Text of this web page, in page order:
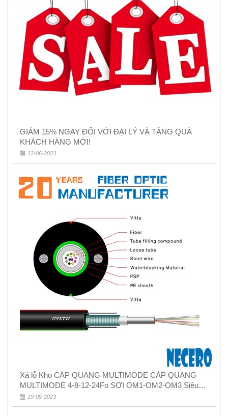
GIẢM 15% NGAY ĐỐI VỚI ĐẠI LÝ VÀ TẶNG QUÀ
KHÁCH HÀNG MỚI!
12-06-2023
Xả lỗ Kho CÁP QUANG MULTIMODE CÁP QUANG
MULTIMODE 4-8-12-24Fo SỢI OM1-OM2-OM3 Siêu
Rẻ 5k
19-05-2023